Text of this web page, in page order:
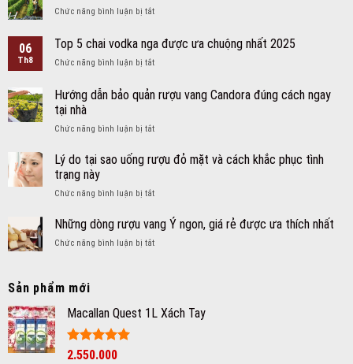
Chức năng bình luận bị tắtở
Vang
Chateau
Laubes
khẩu
chính
Pháp
06
Th8
Top 5 chai vodka nga được ưa chuộng nhất 2025
Chức năng bình luận bị tắtở
chai
nga
ưa
chuộng
2025
Hướng dẫn bảo quản rượu vang Candora đúng cách ngay
tại nhà
Chức năng bình luận bị tắtở
dẫn
bảo
rượu
Candora
cách
Lý do tại sao uống rượu đỏ mặt và cách khắc phục tình
trạng này
Chức năng bình luận bị tắtở
do
tại
sao
và
Những dòng rượu vang Ý ngon, giá rẻ được ưa thích nhất
Chức năng bình luận bị tắtở
Ý
Sản phẩm mới
Macallan Quest 1L Xách Tay
Được xếp
2.550.000